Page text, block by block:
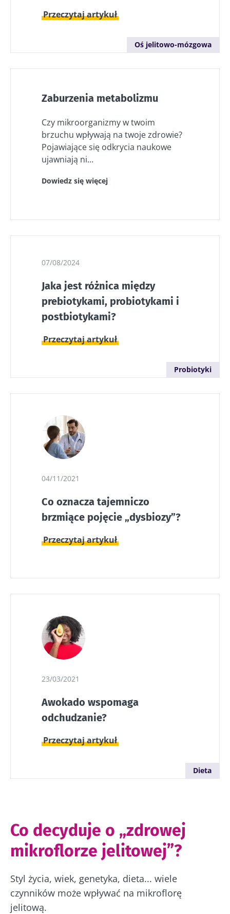
Przeczytaj artykuł
Oś jelitowo-mózgowa
Zaburzenia metabolizmu
Czy mikroorganizmy w twoim
brzuchu wpływają na twoje zdrowie?
Pojawiające się odkrycia naukowe
ujawniają ni...
Dowiedz się więcej
07/08/2024
Jaka jest różnica między
prebiotykami, probiotykami i
postbiotykami?
Przeczytaj artykuł
Probiotyki
04/11/2021
Co oznacza tajemniczo
brzmiące pojęcie „dysbiozy”?
Przeczytaj artykuł
23/03/2021
Awokado wspomaga
odchudzanie?
Przeczytaj artykuł
Dieta
Co decyduje o „zdrowej
mikroflorze jelitowej”?
Styl życia, wiek, genetyka, dieta... wiele
czynników może wpływać na mikroflorę
jelitową.